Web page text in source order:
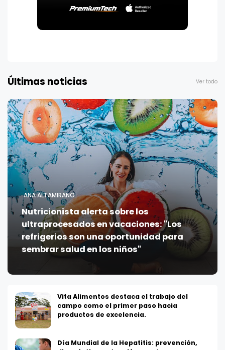
Últimas noticias Ver todo
ANA ALTAMIRANO
Nutricionista alerta sobre los
ultraprocesados en vacaciones: "Los
refrigerios son una oportunidad para
sembrar salud en los niños"
Vita Alimentos destaca el trabajo del
campo como el primer paso hacia
productos de excelencia.
Día Mundial de la Hepatitis: prevención,